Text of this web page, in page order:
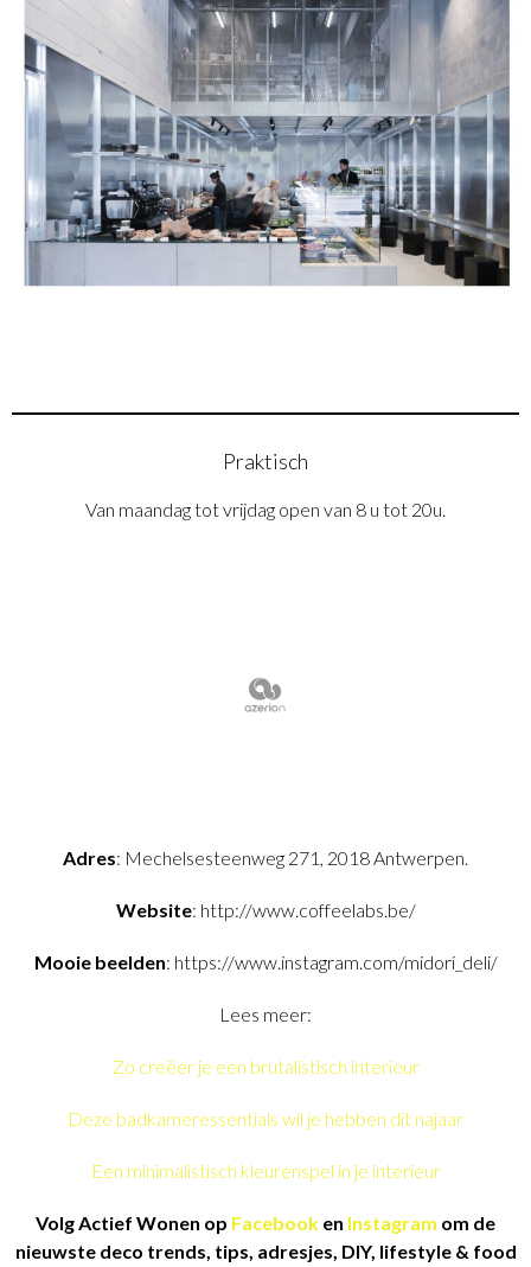
Praktisch
Van maandag tot vrijdag open van 8 u tot 20u.
Adres: Mechelsesteenweg 271, 2018 Antwerpen.
Website: http://www.coffeelabs.be/
Mooie beelden: https://www.instagram.com/midori_deli/
Lees meer:
Zo creëer je een brutalistisch interieur
Deze badkameressentials wil je hebben dit najaar
Een minimalistisch kleurenspel in je interieur
Volg Actief Wonen op Facebook en Instagram om de
nieuwste deco trends, tips, adresjes, DIY, lifestyle & food